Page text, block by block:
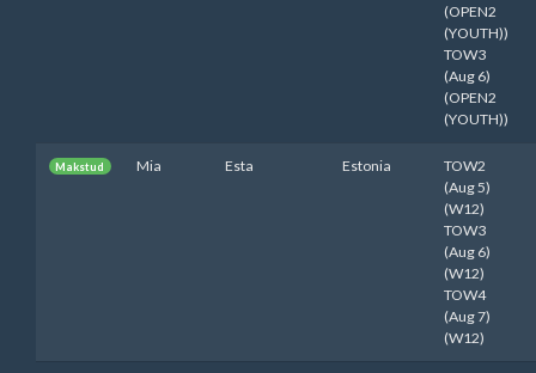
(OPEN2
(YOUTH))
TOW3
(Aug 6)
(OPEN2
(YOUTH))
Makstud Mia Esta Estonia
TOW2
(Aug 5)
(W12)
TOW3
(Aug 6)
(W12)
TOW4
(Aug 7)
(W12)